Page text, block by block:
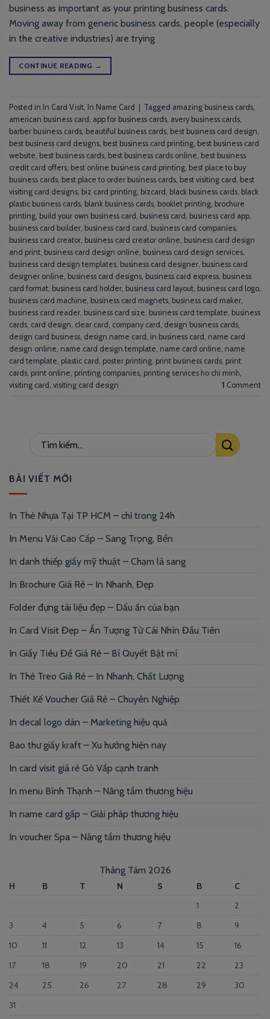
business as important as your printing business cards.
Moving away from generic business cards, people (especially
in the creative industries) are trying
CONTINUE READING →
Posted in In Card Visit In Name Card | Tagged amazing business cards
american business card app for business cards avery business cards
barber business cards beautiful business cards best business card design
best business card designs best business card printing best business card
website best business cards best business cards online best business
credit card offers best online business card printing best place to buy
business cards best place to order business cards best visiting card best
visiting card designs biz card printing bizcard black business cards black
plastic business cards blank business cards booklet printing brochure
printing build your own business card business card business card app
business card builder business card card business card companies
business card creator business card creator online business card design
and print business card design online business card design services
business card design templates business card designer business card
designer online business card designs business card express business
card format business card holder business card layout business card logo
business card machine business card magnets business card maker
business card reader business card size business card template business
cards card design clear card company card design business cards
design card business design name card in business card name card
design online name card design template name card online name
card template plastic card poster printing print business cards print
cards print online printing companies printing services ho chi minh
visiting card visiting card design 1 Comment
BÀI VIẾT MỚI
In Thẻ Nhựa Tại TP HCM – chỉ trong 24h
In Menu Vải Cao Cấp – Sang Trọng, Bền
In danh thiếp giấy mỹ thuật – Chạm là sang
In Brochure Giá Rẻ – In Nhanh, Đẹp
Folder đựng tài liệu đẹp – Dấu ấn của bạn
In Card Visit Đẹp – Ấn Tượng Từ Cái Nhìn Đầu Tiên
In Giấy Tiêu Đề Giá Rẻ – Bí Quyết Bật mí
In Thẻ Treo Giá Rẻ – In Nhanh, Chất Lượng
Thiết Kế Voucher Giá Rẻ – Chuyên Nghiệp
In decal logo dán – Marketing hiệu quả
Bao thư giấy kraft – Xu hướng hiện nay
In card visit giá rẻ Gò Vấp cạnh tranh
In menu Bình Thạnh – Nâng tầm thương hiệu
In name card gấp – Giải pháp thương hiệu
In voucher Spa – Nâng tầm thương hiệu
Tháng Tám 2026
H B T N S B
C
1
2
3
4 5 6 7 8
9
10
11 12 13 14 15
16
17
18 19 20 21 22
23
24
25 26 27 28 29
30
31